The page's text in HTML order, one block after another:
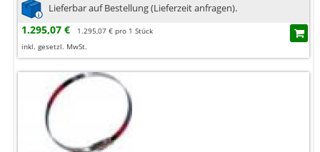
Lieferbar auf Bestellung (Lieferzeit anfragen).
1.295,07 €
1.295,07 € pro 1 Stück
inkl. gesetzl. MwSt.